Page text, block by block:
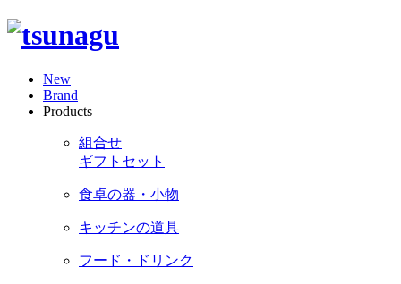
New
Brand
Products
組合せ
ギフトセット
食卓の器・小物
キッチンの道具
フード・ドリンク